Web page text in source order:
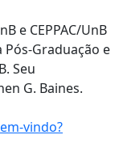
e CEPPAC/UnB
Graduação e
Seu
G. Baines.
vindo?